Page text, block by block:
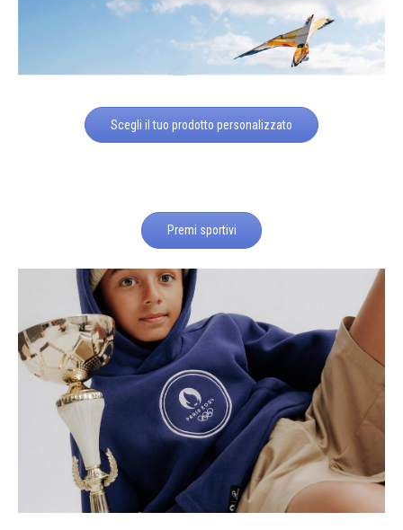
Scegli il tuo prodotto personalizzato
Premi sportivi